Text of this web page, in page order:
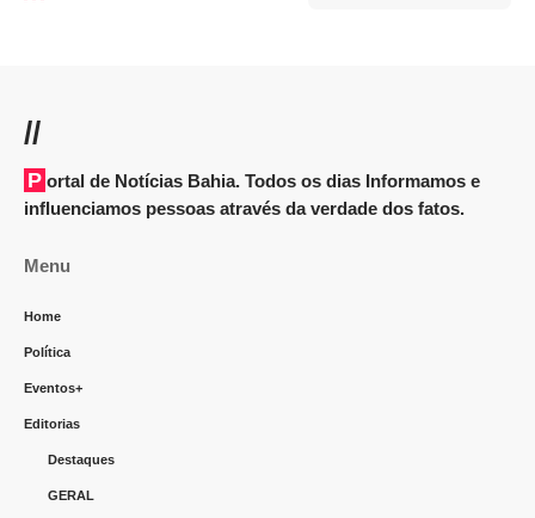
//
Portal de Notícias Bahia. Todos os dias Informamos e
influenciamos pessoas através da verdade dos fatos.
Menu
Home
Política
Eventos+
Editorias
Destaques
GERAL